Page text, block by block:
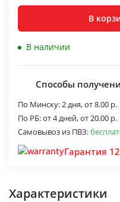
В
В наличии
Способы
По Минску:2 дня,от 8.00 р.
По РБ:от 4 дней,от 20.00 р.
Самовывоз из ПВЗ:
Гарантия
Характеристики